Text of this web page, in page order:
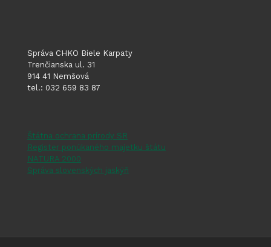
Správa CHKO Biele Karpaty
Trenčianska ul. 31
914 41 Nemšová
tel.: 032 659 83 87
Štátna ochrana prírody SR
Register ponúkaného majetku štátu
NATURA 2000
Správa slovenských jaskýň